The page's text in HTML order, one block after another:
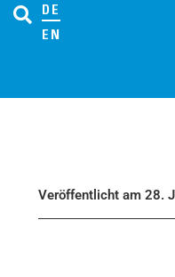
DE
EN
Veröffentlicht am 28.